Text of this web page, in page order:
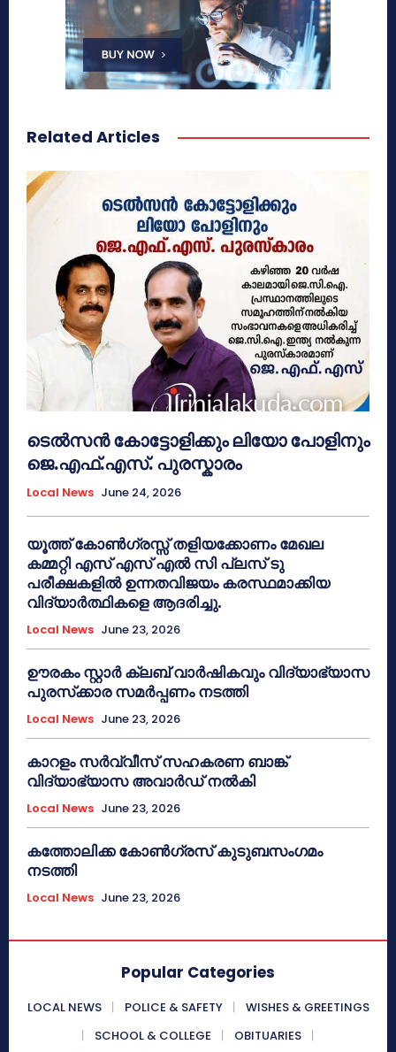
Related Articles
ടെൽസൻ കോട്ടോളിക്കും ലിയോ പോളിനും
ജെ.എഫ്.എസ്. പുരസ്കാരം
Local News June 24, 2026
യൂത്ത് കോൺഗ്രസ്സ് തളിയക്കോണം മേഖല
കമ്മറ്റി എസ് എസ് എൽ സി പ്ലസ് ടു
പരീക്ഷകളിൽ ഉന്നതവിജയം കരസ്ഥമാക്കിയ
വിദ്യാർത്ഥികളെ ആദരിച്ചു.
Local News June 23, 2026
ഊരകം സ്റ്റാർ ക്ലബ് വാർഷികവും വിദ്യാഭ്യാസ
പുരസ്‌ക്കാര സമർപ്പണം നടത്തി
Local News June 23, 2026
കാറളം സർവ്വീസ് സഹകരണ ബാങ്ക്
വിദ്യാഭ്യാസ അവാർഡ് നൽകി
Local News June 23, 2026
കത്തോലിക്ക കോൺഗ്രസ് കുടുബസംഗമം
നടത്തി
Local News June 23, 2026
Popular Categories
LOCAL NEWS POLICE & SAFETY
WISHES & GREETINGS
SCHOOL & COLLEGE
OBITUARIES